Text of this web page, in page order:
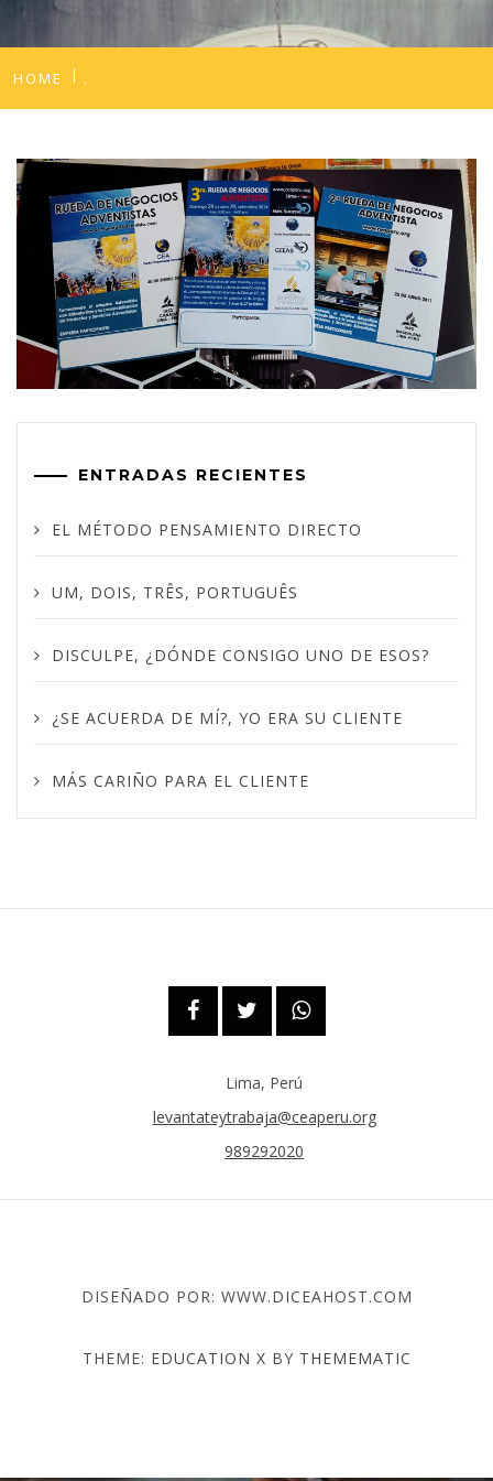
HOME .
ENTRADAS RECIENTES
EL MÉTODO PENSAMIENTO DIRECTO
UM, DOIS, TRÊS, PORTUGUÊS
DISCULPE, ¿DÓNDE CONSIGO UNO DE ESOS?
¿SE ACUERDA DE MÍ?, YO ERA SU CLIENTE
MÁS CARIÑO PARA EL CLIENTE
Lima, Perú
levantateytrabaja@ceaperu.org
989292020
DISEÑADO POR: WWW.DICEAHOST.COM
THEME: EDUCATION X BY THEMEMATIC